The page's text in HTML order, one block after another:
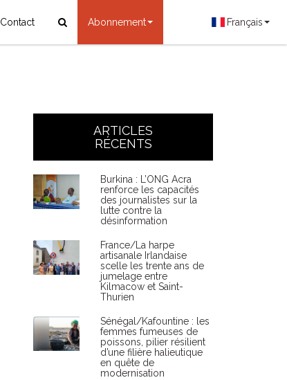
Contact Abonnement Français
ARTICLES
RÉCENTS
Burkina : L’ONG Acra
renforce les capacités
des journalistes sur la
lutte contre la
désinformation
France/La harpe
artisanale Irlandaise
scelle les trente ans de
jumelage entre
Kilmacow et Saint-
Thurien
Sénégal/Kafountine : les
femmes fumeuses de
poissons, pilier résilient
d’une filière halieutique
en quête de
modernisation